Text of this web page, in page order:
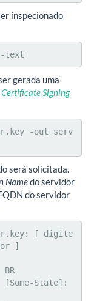
inspecionado
text
gerada uma
Certificate Signing
-out serv
será solicitada.
Namedo servidor
do servidor
[ digite
]
State]: